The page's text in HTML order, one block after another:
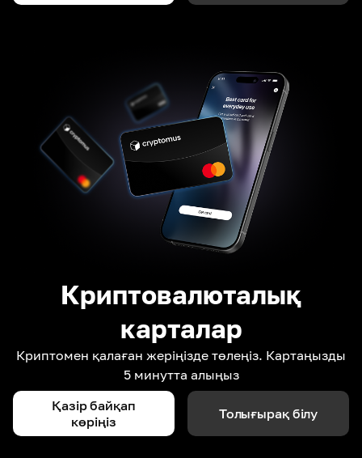
Криптовалюталық
карталар
Криптомен қалаған жеріңізде төлеңіз. Картаңызды
5 минутта алыңыз
Қазір байқап
көріңіз
Толығырақ білу